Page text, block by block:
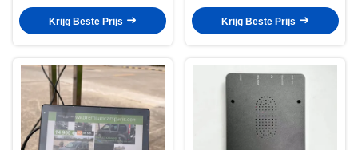
graden kijkhoek
Krijg Beste Prijs
Krijg Beste Prijs